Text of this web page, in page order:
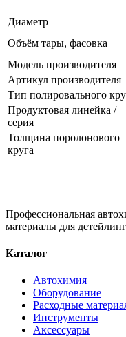
Диаметр
Объём тары, фасовка
Модель производителя
Артикул производителя
Тип полировального
Продуктовая линейка /
серия
Толщина поролонового
круга
Профессиональная
материалы для
Каталог
Автохимия
Оборудование
Расходные
Инструменты
Аксессуары